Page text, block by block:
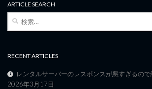
ARTICLE SEARCH
検
RECENT ARTICLES
レンタルサーバーのレスポンスが悪すぎるので
2026年3月17日